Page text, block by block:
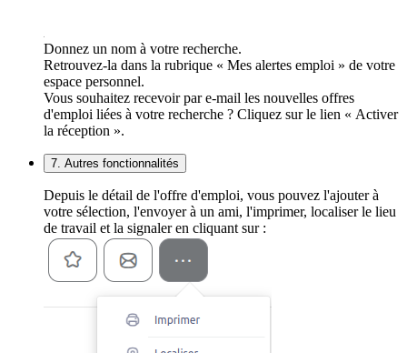
Donnez un nom à votre recherche.
Retrouvez-la dans la rubrique « Mes alertes emploi » de votre
espace personnel.
Vous souhaitez recevoir par e-mail les nouvelles offres
d'emploi liées à votre recherche ? Cliquez sur le lien « Activer
la réception ».
7. Autres fonctionnalités
Depuis le détail de l'offre d'emploi, vous pouvez l'ajouter à
votre sélection, l'envoyer à un ami, l'imprimer, localiser le lieu
de travail et la signaler en cliquant sur :